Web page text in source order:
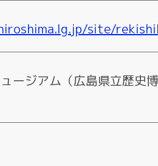
site/
ージアム（広島県立歴史博